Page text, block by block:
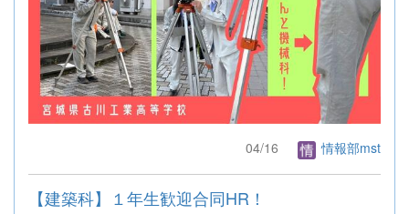
04/16 情報部mst
【建築科】１年生歓迎合同HR！